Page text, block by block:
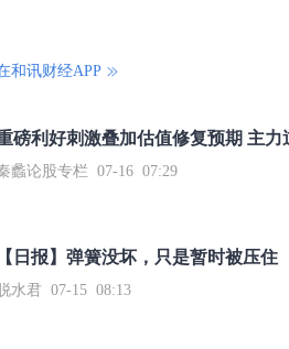
和讯财经APP
蠡论股专栏 07-16 07:29
【日报】弹簧没坏，只是暂时被压住
水君 07-15 08:13